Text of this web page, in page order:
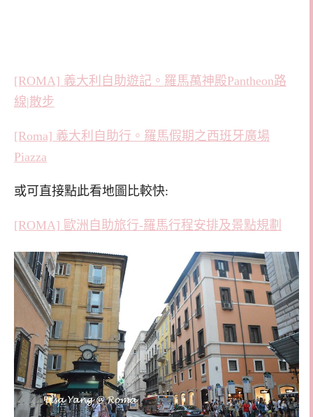
[ROMA] 義大利自助遊記。羅馬萬神殿Pantheon路
線|散步
[Roma] 義大利自助行。羅馬假期之西班牙廣場
Piazza
或可直接點此看地圖比較快:
[ROMA] 歐洲自助旅行-羅馬行程安排及景點規劃